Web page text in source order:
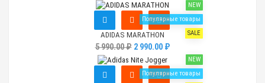
NEW
Популярные товары
SALE
ADIDAS MARATHON
5 990.00 ₽2 990.00 ₽
NEW
Популярные товары